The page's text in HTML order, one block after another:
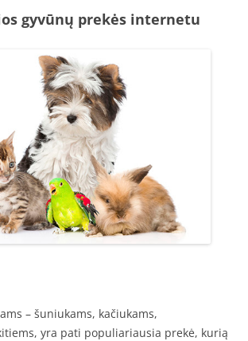
gyvūnų prekės internetu
– šuniukams, kačiukams,
yra pati populiariausia prekė, kurią